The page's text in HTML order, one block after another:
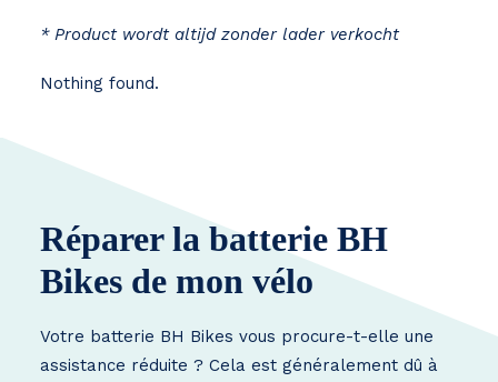
* Product wordt altijd zonder lader verkocht
Nothing found.
Réparer la batterie BH
Bikes de mon vélo
Votre batterie BH Bikes vous procure-t-elle une
assistance réduite ? Cela est généralement dû à